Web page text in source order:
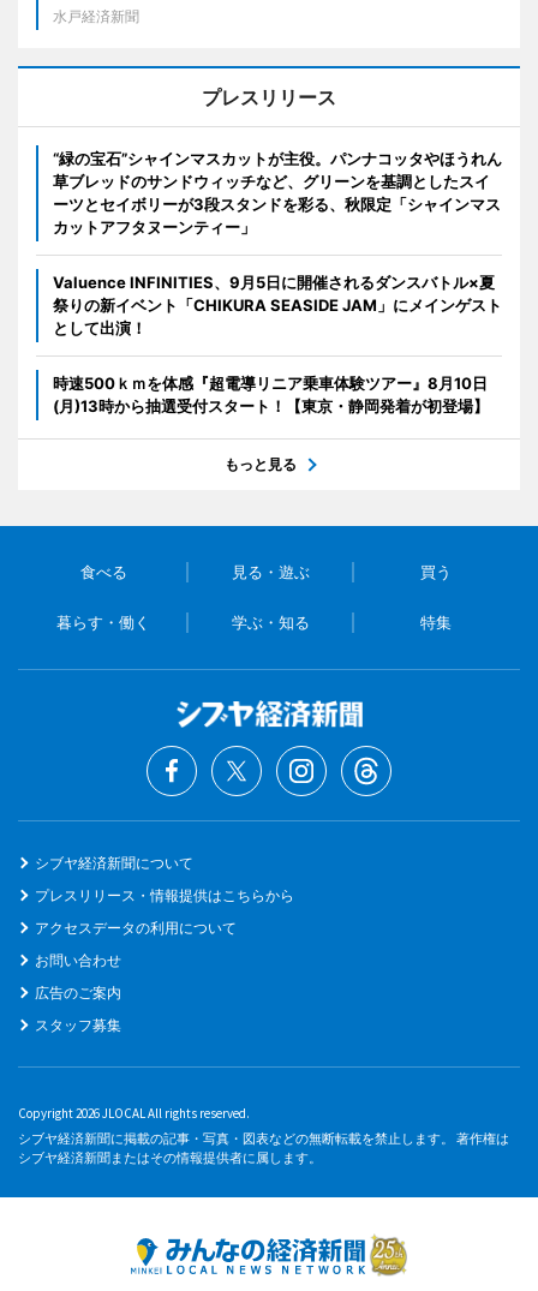
水戸経済新聞
プレスリリース
“緑の宝石”シャインマスカットが主役。パンナコッタやほうれん
草ブレッドのサンドウィッチなど、グリーンを基調としたスイ
ーツとセイボリーが3段スタンドを彩る、秋限定「シャインマス
カットアフタヌーンティー」
Valuence INFINITIES、9月5日に開催されるダンスバトル×夏
祭りの新イベント「CHIKURA SEASIDE JAM」にメインゲスト
として出演！
時速500ｋｍを体感『超電導リニア乗車体験ツアー』8月10日
(月)13時から抽選受付スタート！【東京・静岡発着が初登場】
もっと見る
食べる 見る・遊ぶ 買う
暮らす・働く 学ぶ・知る 特集
シブヤ経済新聞について
プレスリリース・情報提供はこちらから
アクセスデータの利用について
お問い合わせ
広告のご案内
スタッフ募集
Copyright 2026 JLOCAL All rights reserved.
シブヤ経済新聞に掲載の記事・写真・図表などの無断転載を禁止します。 著作権は
シブヤ経済新聞またはその情報提供者に属します。